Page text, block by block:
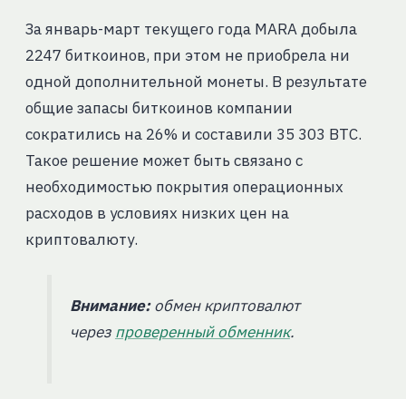
За январь-март текущего года MARA добыла
2247 биткоинов, при этом не приобрела ни
одной дополнительной монеты. В результате
общие запасы биткоинов компании
сократились на 26% и составили 35 303 BTC.
Такое решение может быть связано с
необходимостью покрытия операционных
расходов в условиях низких цен на
криптовалюту.
Внимание:обмен криптовалют
через проверенный обменник.